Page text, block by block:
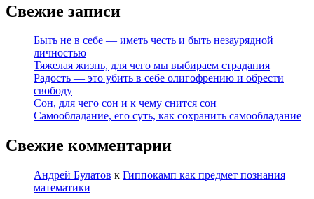
Свежие записи
Быть не в себе — иметь честь и быть незаурядной
личностью
Тяжелая жизнь, для чего мы выбираем страдания
Радость — это убить в себе олигофрению и обрести
свободу
Сон, для чего сон и к чему снится сон
Самообладание, его суть, как сохранить самообладание
Свежие комментарии
Андрей Булатов к Гиппокамп как предмет познания
математики